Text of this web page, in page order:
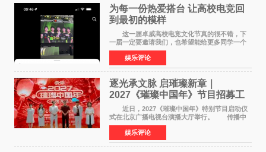
为每一份热爱搭台 让高校电竞回
到最初的模样
这一届卓威高校电竞文化节真的很不错，下
一届一定要邀请我们，也希望能给更多同学一个
来到现场的机会。 2026卓威高校电竞文化节
已经落下帷幕，在活动结束后，仍有不少高校电
竞社负责人和现
娱乐评论
逐光承文脉 启璀璨新章｜
2027《璀璨中国年》节目招募工
作圆满启动
近日，2027《璀璨中国年》特别节目启动仪
式在北京广播电视台演播大厅举行。 传播中
华优秀传统文化，弘扬纯正国风艺术，打造高规
格、高质感、正能量的文艺盛典，是璀璨中国年
矢志不渝的初心
娱乐评论